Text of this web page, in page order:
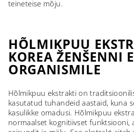
teineteise mõju.
HÕLMIKPUU
KOREA ŽENŠENNI
ORGANISMILE
Hõlmikpuu ekstrakti on
kasutatud tuhandeid aastaid, kuna
kasulikke omadusi. Hõlmikpuu
normaalset kognitiivset funktsiooni,